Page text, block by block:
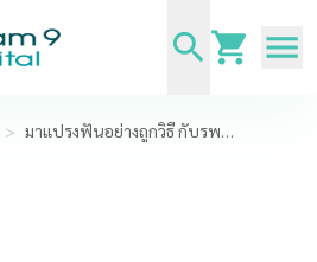
> มาแปรงฟันอย่างถูกวิธี กับรพ.พระรามเก้า